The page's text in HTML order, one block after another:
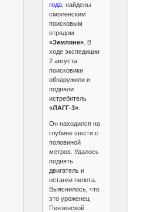
года, найдены
смоленским
поисковым
отрядом
«Земляне». В
ходе экспедиции
2 августа
поисковики
обнаружили и
подняли
истребитель
«ЛАГГ-3».
Он находился на
глубине шести с
половиной
метров. Удалось
поднять
двигатель и
останки пилота.
Выяснилось, что
это уроженец
Пензенской